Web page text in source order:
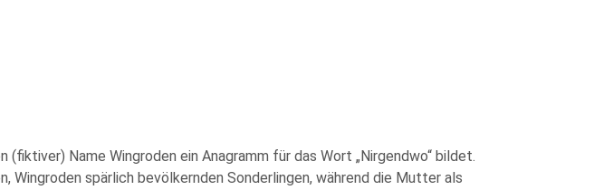
Name Wingroden ein Anagramm für das Wort „Nirgendwo“ bildet.
spärlich bevölkernden Sonderlingen, während die Mutter als